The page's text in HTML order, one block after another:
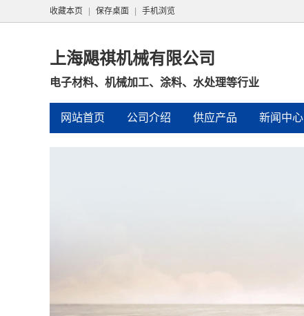
收藏本页 保存桌面 手机浏览
上海飓祺机械有限公司
电子材料、机械加工、涂料、水处理等行业
网站首页 公司介绍 供应产品 新闻中心